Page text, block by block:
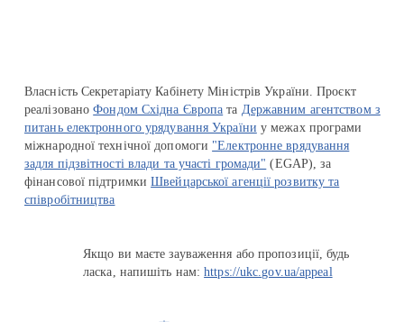
Власність Секретаріату Кабінету Міністрів України. Проєкт
реалізованоФондом Східна Європа та Державним агентством з
питань електронного урядування України у межах програми
міжнародної технічної допомоги "Електронне врядування
задля підзвітності влади та участі громади" (EGAP), за
фінансової підтримкиШвейцарської агенції розвитку та
співробітництва
Якщо ви маєте зауваження або пропозиції, будь
ласка, напишіть нам:https://ukc.gov.ua/appeal